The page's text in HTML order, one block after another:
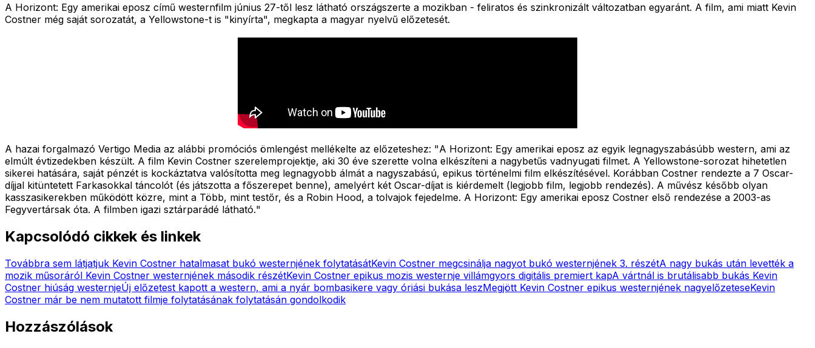
A Horizont: Egy amerikai eposz című westernfilm június 27-től lesz látható országszerte a mozikban - feliratos és szinkronizált változatban egyaránt. A film, ami miatt Kevin
Costner még saját sorozatát, a Yellowstone-t is "kinyírta", megkapta a magyar nyelvű előzetesét.
A hazai forgalmazó Vertigo Media az alábbi promóciós ömlengést mellékelte az előzeteshez: "A Horizont: Egy amerikai eposz az egyik legnagyszabásúbb western, ami az
elmúlt évtizedekben készült. A film Kevin Costner szerelemprojektje, aki 30 éve szerette volna elkészíteni a nagybetűs vadnyugati filmet. A Yellowstone-sorozat hihetetlen
sikerei hatására, saját pénzét is kockáztatva valósította meg legnagyobb álmát a nagyszabású, epikus történelmi film elkészítésével. Korábban Costner rendezte a 7 Oscar-
díjjal kitüntetett Farkasokkal táncolót (és játszotta a főszerepet benne), amelyért két Oscar-díjat is kiérdemelt (legjobb film, legjobb rendezés). A művész később olyan
kasszasikerekben működött közre, mint a Több, mint testőr, és a Robin Hood, a tolvajok fejedelme. A Horizont: Egy amerikai eposz Costner első rendezése a 2003-as
Fegyvertársak óta. A filmben igazi sztárparádé látható."
Kapcsolódó cikkek és linkek
Továbbra sem látjatjuk Kevin Costner hatalmasat bukó westernjének folytatásátKevin Costner megcsinálja nagyot bukó westernjének 3. részétA nagy bukás után levették a
mozik műsoráról Kevin Costner westernjének második részétKevin Costner epikus mozis westernje villámgyors digitális premiert kapA vártnál is brutálisabb bukás Kevin
Costner hiúság westernjeÚj előzetest kapott a western, ami a nyár bombasikere vagy óriási bukása leszMegjött Kevin Costner epikus westernjének nagyelőzeteseKevin
Costner már be nem mutatott filmje folytatásának folytatásán gondolkodik
Hozzászólások